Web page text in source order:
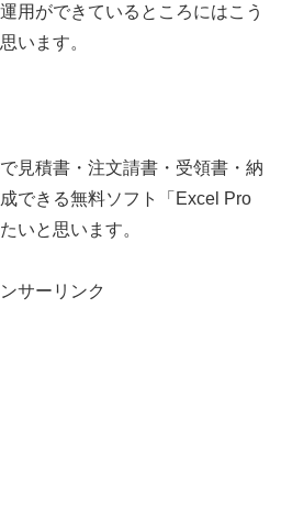
用ができているところにはこう
います。
見積書・注文請書・受領書・納
できる無料ソフト「Excel Pro
いと思います。
サーリンク